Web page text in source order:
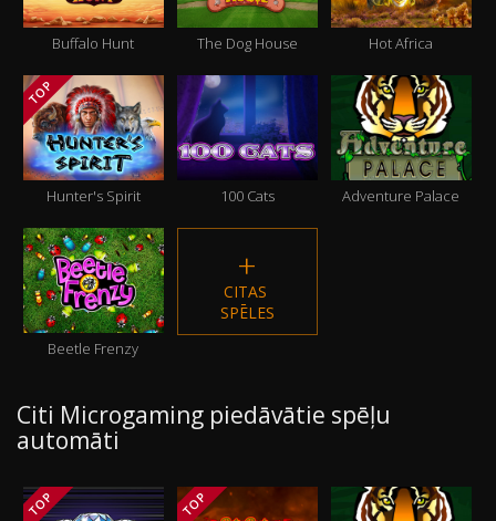
Buffalo Hunt The Dog House Hot Africa
TOP
Hunter's Spirit 100 Cats Adventure Palace
Beetle Frenzy
CITAS
SPĒLES
Citi Microgaming piedāvātie spēļu
automāti
TOP TOP